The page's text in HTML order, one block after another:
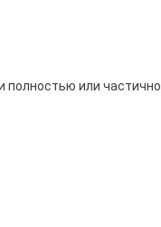
полностью или частично